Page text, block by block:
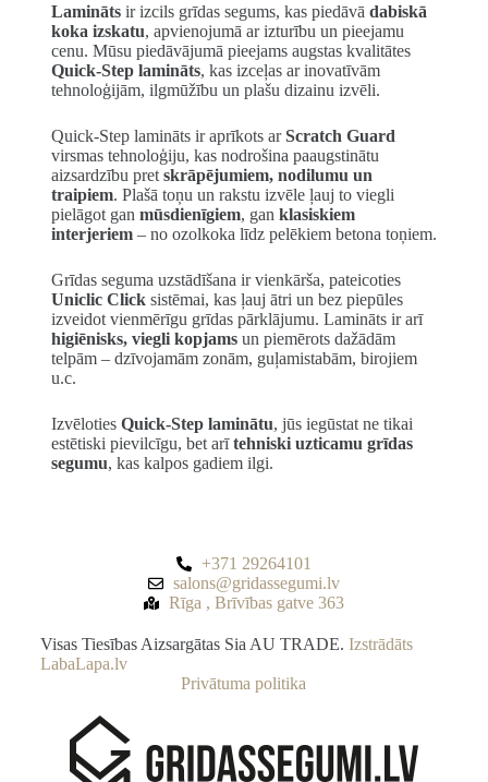
Laminātsir izcils grīdas segums, kas piedāvā dabiskā
koka izskatu, apvienojumā ar izturību un pieejamu
cenu. Mūsu piedāvājumā pieejams augstas kvalitātes
Quick-Step lamināts, kas izceļas ar inovatīvām
tehnoloģijām, ilgmūžību un plašu dizainu izvēli.
Quick-Step lamināts ir aprīkots arScratch Guard
virsmas tehnoloģiju, kas nodrošina paaugstinātu
aizsardzību pret skrāpējumiem, nodilumu un
traipiem. Plašā toņu un rakstu izvēle ļauj to viegli
pielāgot gan mūsdienīgiem, gan klasiskiem
interjeriem– no ozolkoka līdz pelēkiem betona toņiem.
Grīdas seguma uzstādīšana ir vienkārša, pateicoties
Uniclic Clicksistēmai, kas ļauj ātri un bez piepūles
izveidot vienmērīgu grīdas pārklājumu. Lamināts ir arī
higiēnisks, viegli kopjamsun piemērots dažādām
telpām – dzīvojamām zonām, guļamistabām, birojiem
u.c.
Izvēloties Quick-Step laminātu, jūs iegūstat ne tikai
estētiski pievilcīgu, bet arītehniski uzticamu grīdas
segumu, kas kalpos gadiem ilgi.
+371 29264101
salons@gridassegumi.lv
Rīga , Brīvības gatve 363
Visas Tiesības Aizsargātas Sia AU TRADE. Izstrādāts
LabaLapa.lv
Privātuma politika